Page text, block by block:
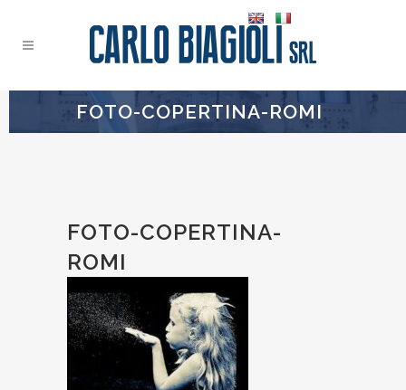
FOTO-COPERTINA-ROMI
FOTO-COPERTINA-
ROMI